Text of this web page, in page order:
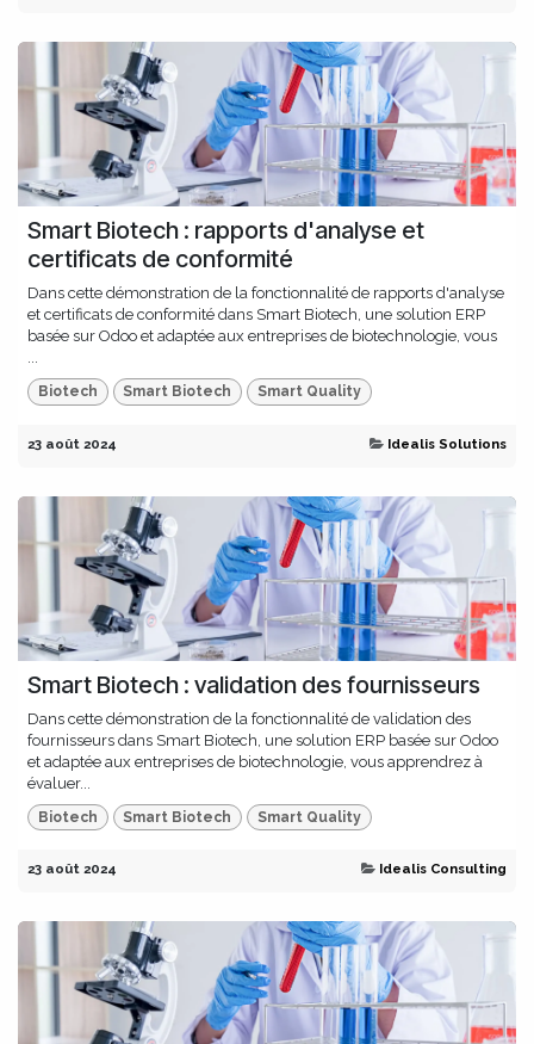
Smart Biotech : rapports d'analyse et
certificats de conformité
Dans cette démonstration de la fonctionnalité de rapports d'analyse
et certificats de conformité dans Smart Biotech, une solution ERP
basée sur Odoo et adaptée aux entreprises de biotechnologie, vous
...
Biotech Smart Biotech Smart Quality
23 août 2024 Idealis Solutions
Smart Biotech : validation des fournisseurs
Dans cette démonstration de la fonctionnalité de validation des
fournisseurs dans Smart Biotech, une solution ERP basée sur Odoo
et adaptée aux entreprises de biotechnologie, vous apprendrez à
évaluer...
Biotech Smart Biotech Smart Quality
23 août 2024 Idealis Consulting